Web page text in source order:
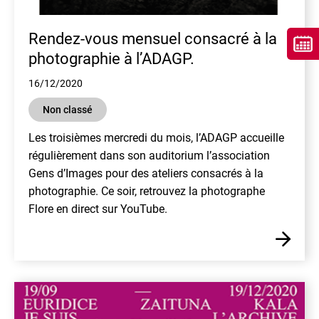
Rendez-vous mensuel consacré à la
photographie à l’ADAGP.
16/12/2020
Non classé
Les troisièmes mercredi du mois, l’ADAGP accueille
régulièrement dans son auditorium l’association
Gens d’Images pour des ateliers consacrés à la
photographie. Ce soir, retrouvez la photographe
Flore en direct sur YouTube.